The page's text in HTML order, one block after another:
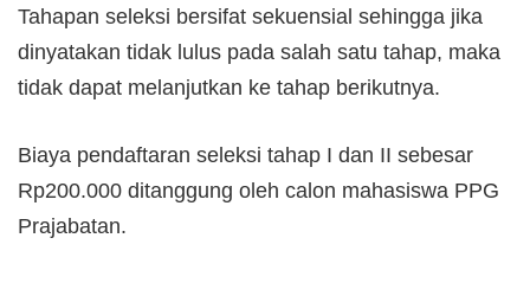
Tahapan seleksi bersifat sekuensial sehingga jika
dinyatakan tidak lulus pada salah satu tahap, maka
tidak dapat melanjutkan ke tahap berikutnya.
Biaya pendaftaran seleksi tahap I dan II sebesar
Rp200.000 ditanggung oleh calon mahasiswa PPG
Prajabatan.